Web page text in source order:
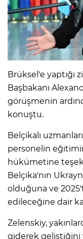
Brüksel'e yaptığı
Başbakanı
görüşmenin
konuştu.
Belçikalı
personelin
hükümetine
Belçika'nın
olduğuna ve
edileceğine dair
Zelenskiy,
giderek geliştiğini